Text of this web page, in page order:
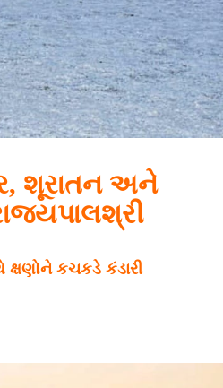
શૂરાતન અને
કચકડે કંડારી